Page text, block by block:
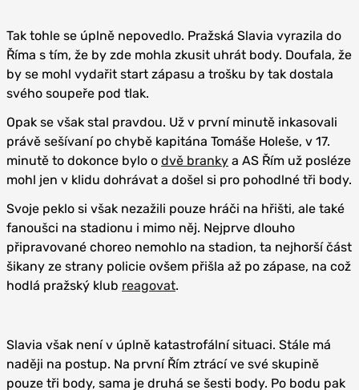
Tak tohle se úplně nepovedlo. Pražská Slavia vyrazila do
Říma s tím, že by zde mohla zkusit uhrát body. Doufala, že
by se mohl vydařit start zápasu a trošku by tak dostala
svého soupeře pod tlak.
Opak se však stal pravdou. Už v první minutě inkasovali
právě sešívaní po chybě kapitána Tomáše Holeše, v 17.
minutě to dokonce bylo o dvě branky a AS Řím už posléze
mohl jen v klidu dohrávat a došel si pro pohodlné tři body.
Svoje peklo si však nezažili pouze hráči na hřišti, ale také
fanoušci na stadionu i mimo něj. Nejprve dlouho
připravované choreo nemohlo na stadion, ta nejhorší část
šikany ze strany policie ovšem přišla až po zápase, na což
hodlá pražský klub reagovat.
Slavia však není v úplně katastrofální situaci. Stále má
naději na postup. Na první Řím ztrácí ve své skupině
pouze tři body, sama je druhá se šesti body. Po bodu pak